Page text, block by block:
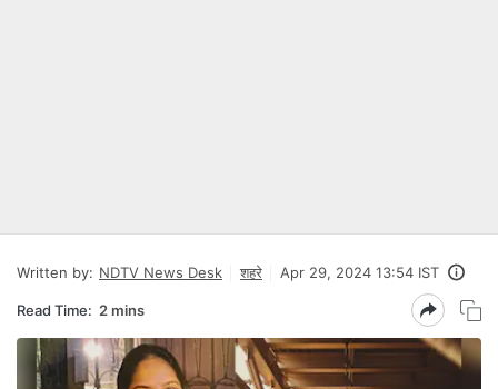
Written by: NDTV News Desk शहरे Apr 29, 2024 13:54 IST
Read Time: 2 mins